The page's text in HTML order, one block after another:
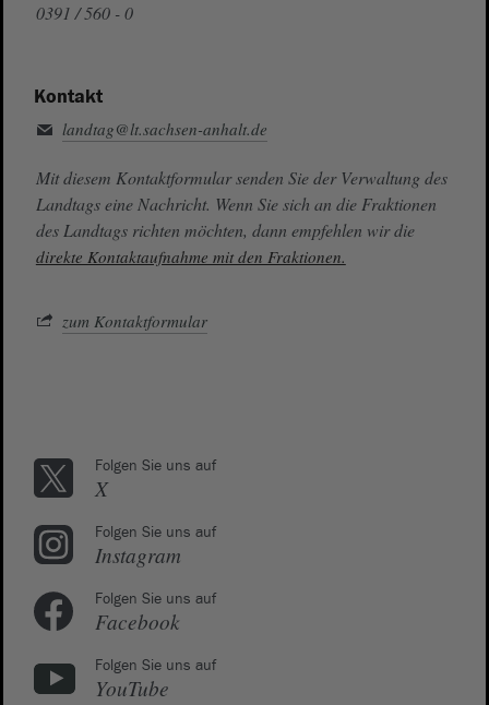
0391 / 560 - 0
Kontakt
landtag@lt.sachsen-anhalt.de
Mit diesem Kontaktformular senden Sie der Verwaltung des
Landtags eine Nachricht. Wenn Sie sich an die Fraktionen
des Landtags richten möchten, dann empfehlen wir die
direkte Kontaktaufnahme mit den Fraktionen.
zum Kontaktformular
Folgen Sie uns auf
X
Folgen Sie uns auf
Instagram
Folgen Sie uns auf
Facebook
Folgen Sie uns auf
YouTube